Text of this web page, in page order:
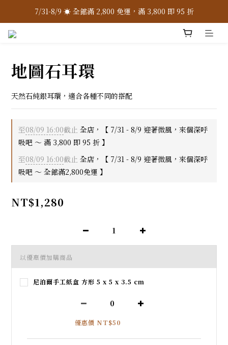
7/31-8/9 ☀️ 全館滿 2,800 免運，滿 3,800 即 95 折
7/31-8/9 ☀️ 全館滿 2,800 免運，滿 3,800 即 95 折
7/31-8/9 ☀️ 全館滿 2,800 免運，滿 3,800 即 95 折
地圖石耳環
天然石純銀耳環，適合各種不同的搭配
至08/09 16:00截止 全店，【 7/31 - 8/9 迎著微風，來個深呼
吸吧 ～ 滿 3,800 即 95 折 】
至08/09 16:00截止 全店，【 7/31 - 8/9 迎著微風，來個深呼
吸吧 ～ 全館滿2,800免運 】
NT$1,280
以優惠價加購商品
尼泊爾手工紙盒 方形 5 x 5 x 3.5 cm
優惠價 NT$50